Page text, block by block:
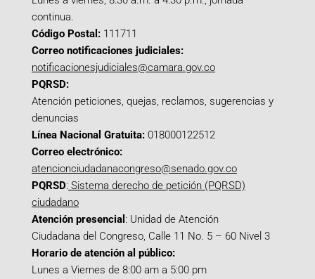
continua.
Código Postal: 111711
Correo notificaciones judiciales:
notificacionesjudiciales@camara.gov.co
PQRSD:
Atención peticiones, quejas, reclamos, sugerencias y
denuncias
Línea Nacional Gratuita: 018000122512
Correo electrónico:
atencionciudadanacongreso@senado.gov.co
PQRSD: Sistema derecho de petición (PQRSD)
ciudadano
Atención presencial : Unidad de Atención
Ciudadana del Congreso, Calle 11 No. 5 – 60 Nivel 3
Horario de atención al público:
Lunes a Viernes de 8:00 am a 5:00 pm